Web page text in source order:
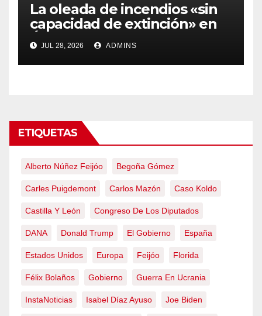
La oleada de incendios «sin
capacidad de extinción» en
Ávila y al oeste de Madrid
obliga a declarar la
emergencia nacional
JUL 28, 2026 ADMINS
ETIQUETAS
Alberto Núñez Feijóo Begoña Gómez
Carles Puigdemont Carlos Mazón Caso Koldo
Castilla Y León Congreso De Los Diputados
DANA Donald Trump El Gobierno España
Estados Unidos Europa Feijóo Florida
Félix Bolaños Gobierno Guerra En Ucrania
InstaNoticias Isabel Díaz Ayuso Joe Biden